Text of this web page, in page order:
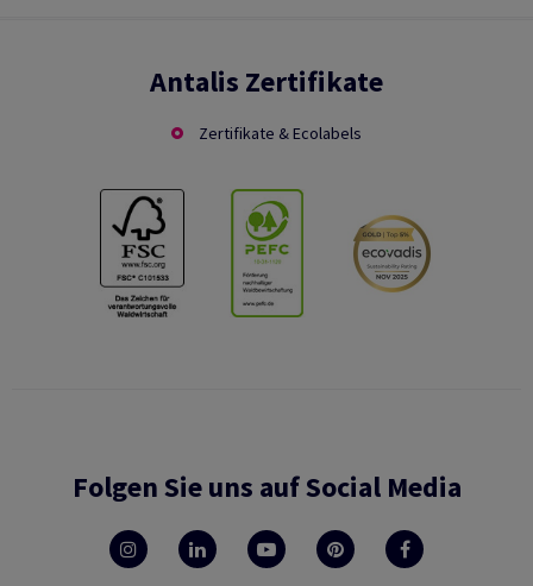
Antalis Zertifikate
Zertifikate & Ecolabels
Folgen Sie uns auf Social Media